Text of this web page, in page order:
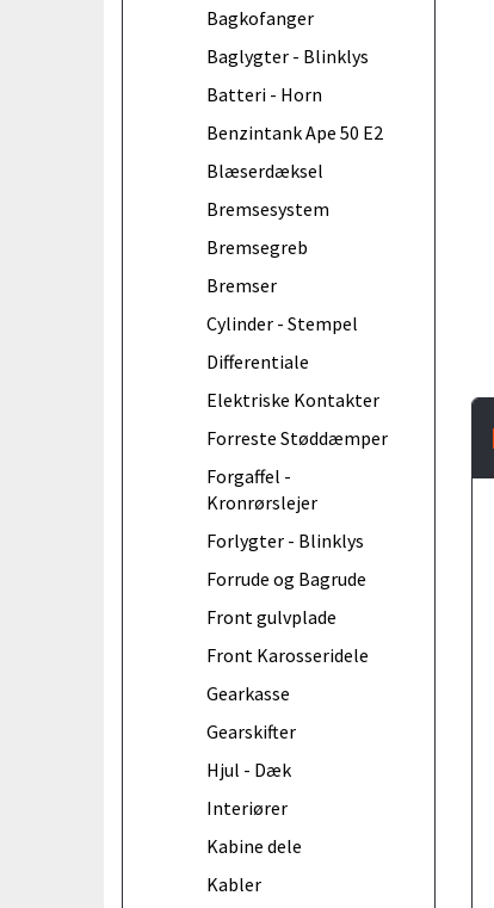
Bagkofanger
Baglygter - Blinklys
Batteri - Horn
Benzintank Ape 50 E2
Blæserdæksel
Bremsesystem
Bremsegreb
Bremser
Cylinder - Stempel
Differentiale
Elektriske Kontakter
Forreste Støddæmper
Forgaffel -
Kronrørslejer
Forlygter - Blinklys
Forrude og Bagrude
Front gulvplade
Front Karosseridele
Gearkasse
Gearskifter
Hjul - Dæk
Interiører
Kabine dele
Kabler